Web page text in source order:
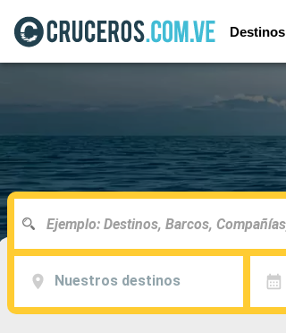
Destinos
Nuestros destinos